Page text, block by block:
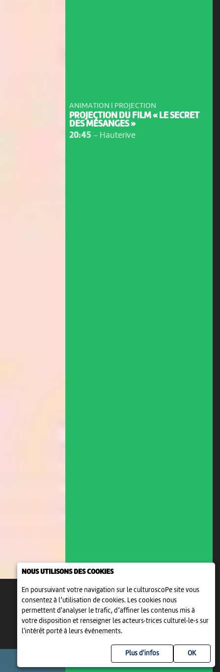
NOUS UTILISONS DES COOKIES
En poursuivant votre navigation sur le culturoscoPe site vous
consentez à l’utilisation de cookies. Les cookies nous
permettent d'analyser le trafic, d’affiner les contenus mis à
votre disposition et renseigner les acteurs·trices culturel·le·s sur
l'intérêt porté à leurs événements.
Plus d'infos
ANIMATION | PROJECTION
PROJECTION DU FILM « LE SECRET
DES MÉSANGES »
20:45 - Hauterive